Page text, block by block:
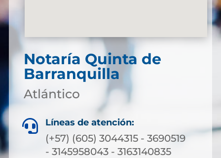
Notaría Quinta de
Barranquilla
Atlántico
 Líneas de atención:
(+57) (605) 3044315 - 3690519
- 3145958043 - 3163140835